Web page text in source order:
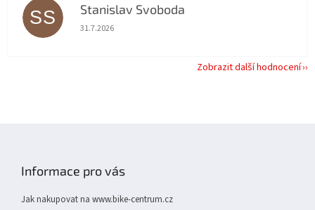
SS Stanislav Svoboda
Hodnocení obchodu je 5 z 5 hvězdiček.
31.7.2026
Zobrazit další hodnocení
Informace pro vás
Jak nakupovat na www.bike-centrum.cz